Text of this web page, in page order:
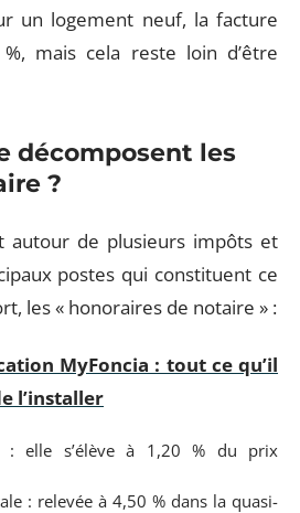
un logement neuf, la facture
mais cela reste loin d’être
décomposent les
?
autour de plusieurs impôts et
postes qui constituent ce
les « honoraires de notaire » :
MyFoncia : tout ce qu’il
l’installer
: elle s’élève à 1,20 % du prix
: relevée à 4,50 % dans la quasi-